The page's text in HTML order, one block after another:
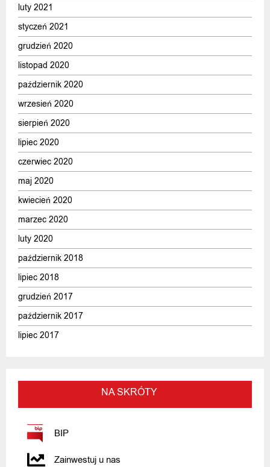
luty 2021
styczeń 2021
grudzień 2020
listopad 2020
październik 2020
wrzesień 2020
sierpień 2020
lipiec 2020
czerwiec 2020
maj 2020
kwiecień 2020
marzec 2020
luty 2020
październik 2018
lipiec 2018
grudzień 2017
październik 2017
lipiec 2017
NA SKRÓTY
BIP
Zainwestuj u nas